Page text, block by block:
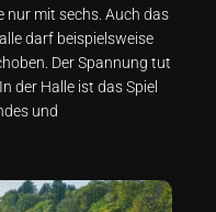
nur mit sechs. Auch das
darf beispielsweise
Der Spannung tut
der Halle ist das Spiel
und